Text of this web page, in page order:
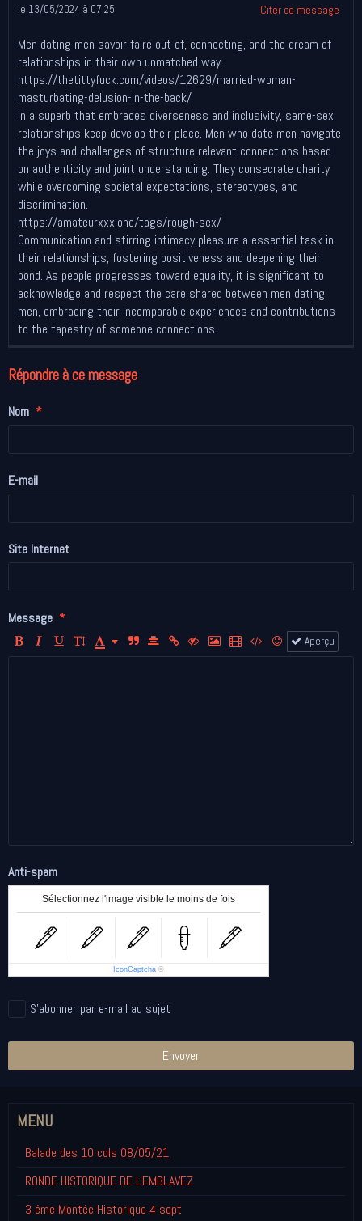
le 13/05/2024 à 07:25 Citer ce message
Men dating men savoir faire out of, connecting, and the dream of
relationships in their own unmatched way.
https://thetittyfuck.com/videos/12629/married-woman-
masturbating-delusion-in-the-back/
In a superb that embraces diverseness and inclusivity, same-sex
relationships keep develop their place. Men who date men navigate
the joys and challenges of structure relevant connections based
on authenticity and joint understanding. They consecrate charity
while overcoming societal expectations, stereotypes, and
discrimination.
https://amateurxxx.one/tags/rough-sex/
Communication and stirring intimacy pleasure a essential task in
their relationships, fostering positiveness and deepening their
bond. As people progresses toward equality, it is significant to
acknowledge and respect the care shared between men dating
men, embracing their incomparable experiences and contributions
to the tapestry of someone connections.
Répondre à ce message
Nom
E-mail
Site Internet
Message
Aperçu
Anti-spam
Sélectionnez l'image visible le moins de fois
IconCaptcha ©
S'abonner par e-mail au sujet
Envoyer
MENU
Balade des 10 cols 08/05/21
RONDE HISTORIQUE DE L'EMBLAVEZ
3 éme Montée Historique 4 sept